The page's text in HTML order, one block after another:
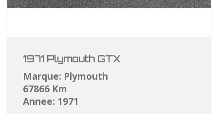
1971 Plymouth GTX
Marque: Plymouth
67866 Km
Annee: 1971